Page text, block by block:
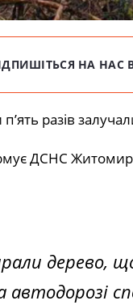
НА НАС В
разів
ДСНС
дерево,